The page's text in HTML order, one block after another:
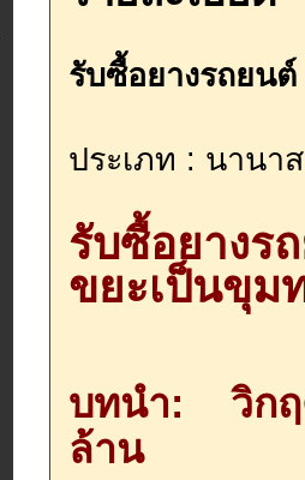
รับซื้อยางรถยนต์
ประเภท : นานา
รับซื้อยางร
ขยะเป็นขุม
บทนำ: วิกฤ
ล้าน